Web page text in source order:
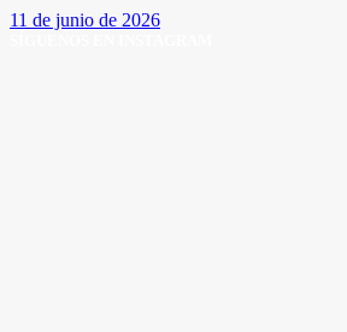
11 de junio de 2026